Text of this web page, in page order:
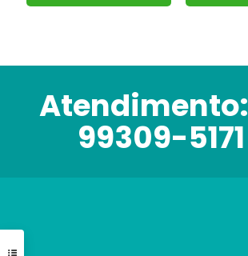
Atendimento:
99309-5171